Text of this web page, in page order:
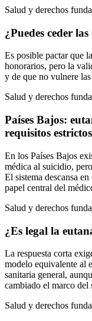
Salud y derechos
¿Puedes ceder
Es posible pactar que
honorarios, pero la
y de que no vulnere
Salud y derechos
Países Bajos:
requisitos estrictos
En los Países Bajos
médica al suicidio,
El sistema descansa
papel central del
Salud y derechos
¿Es legal la
La respuesta corta
modelo equivalente al
sanitaria general,
cambiado el marco del
Salud y derechos